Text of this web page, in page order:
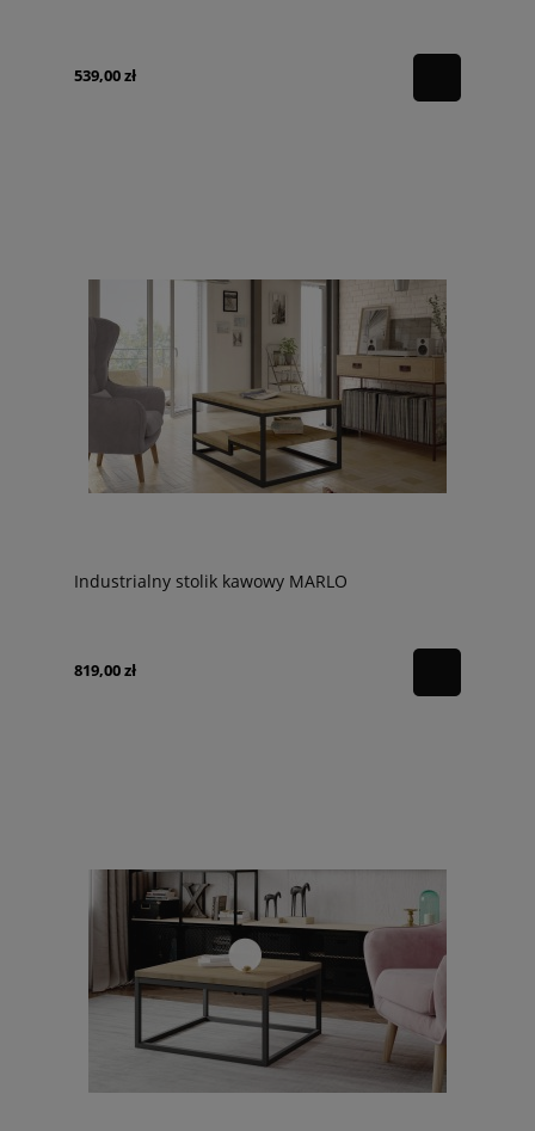
539,00 zł
Industrialny stolik kawowy MARLO
819,00 zł